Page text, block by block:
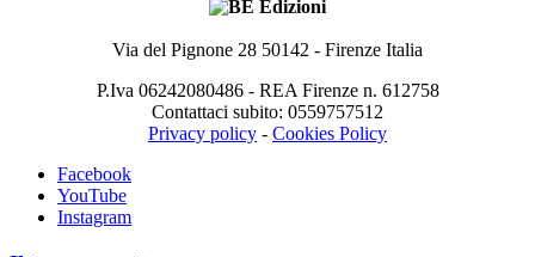
Via del Pignone 28 50142 - Firenze Italia
P.Iva 06242080486 - REA Firenze n. 612758
Contattaci subito: 0559757512
Privacy policy - Cookies Policy
Facebook
YouTube
Instagram